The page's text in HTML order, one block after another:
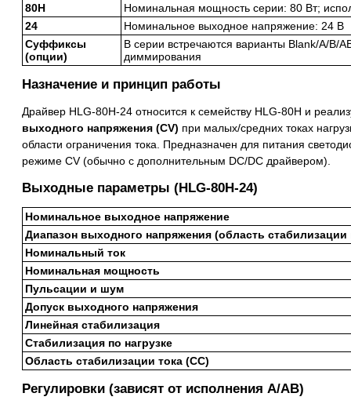
80H
Номинальная мощность серии: 80 Вт;
24
Номинальное выходное напряжение: 24 В
Суффиксы
(опции)
В серии встречаются варианты Blank/A/B/
диммирования
Назначение и принцип работы
Драйвер HLG-80H-24 относится к семейству HLG-80H и
выходного напряжения (CV) при малых/средних токах
области ограничения тока. Предназначен для питания
режиме CV (обычно с дополнительным DC/DC драйвером).
Выходные параметры (HLG-80H-24)
Номинальное выходное напряжение
Диапазон выходного напряжения (область стабилизации
Номинальный ток
Номинальная мощность
Пульсации и шум
Допуск выходного напряжения
Линейная стабилизация
Стабилизация по нагрузке
Область стабилизации тока (CC)
Регулировки (зависят от исполнения A/AB)